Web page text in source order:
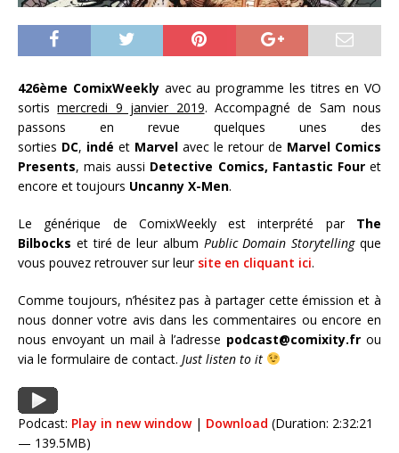
426ème ComixWeekly avec au programme les titres en VO
sortismercredi 9 janvier 2019. Accompagné de Sam nous
passons en revue quelques unes des
sorties DC, indé et Marvel avec le retour de Marvel Comics
Presents, mais aussi Detective Comics, Fantastic Fouret
encore et toujours Uncanny X-Men.
Le générique de ComixWeekly est interprété par The
Bilbocks et tiré de leur album Public Domain Storytellingque
vous pouvez retrouver sur leursite en cliquant ici.
Comme toujours, n’hésitez pas à partager cette émission et à
nous donner votre avis dans les commentaires ou encore en
nous envoyant un mail à l’adresse podcast@comixity.fr ou
via le formulaire de contact. Just listen to it
Podcast: Play in new window| Download (Duration: 2:32:21
— 139.5MB)